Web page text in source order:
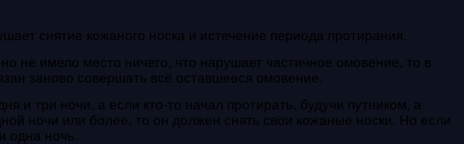
снятие кожаного носка и истечение периода протирания.
не имело место ничего, что нарушает частичное омовение, то в
заново совершать всё оставшееся омовение.
и три ночи, а если кто-то начал протирать, будучи путником, а
ночи или более, то он должен снять свои кожаные носки. Но если
одна ночь.